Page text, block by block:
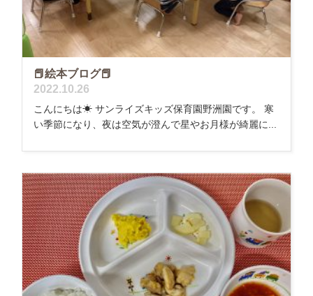
📕絵本ブログ📕
2022.10.26
こんにちは☀ サンライズキッズ保育園野洲園です。 寒
い季節になり、夜は空気が澄んで星やお月様が綺麗に...